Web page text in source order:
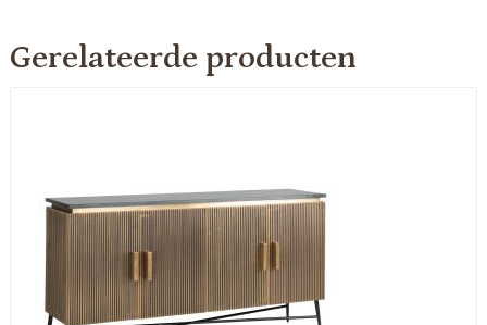
Gerelateerde producten